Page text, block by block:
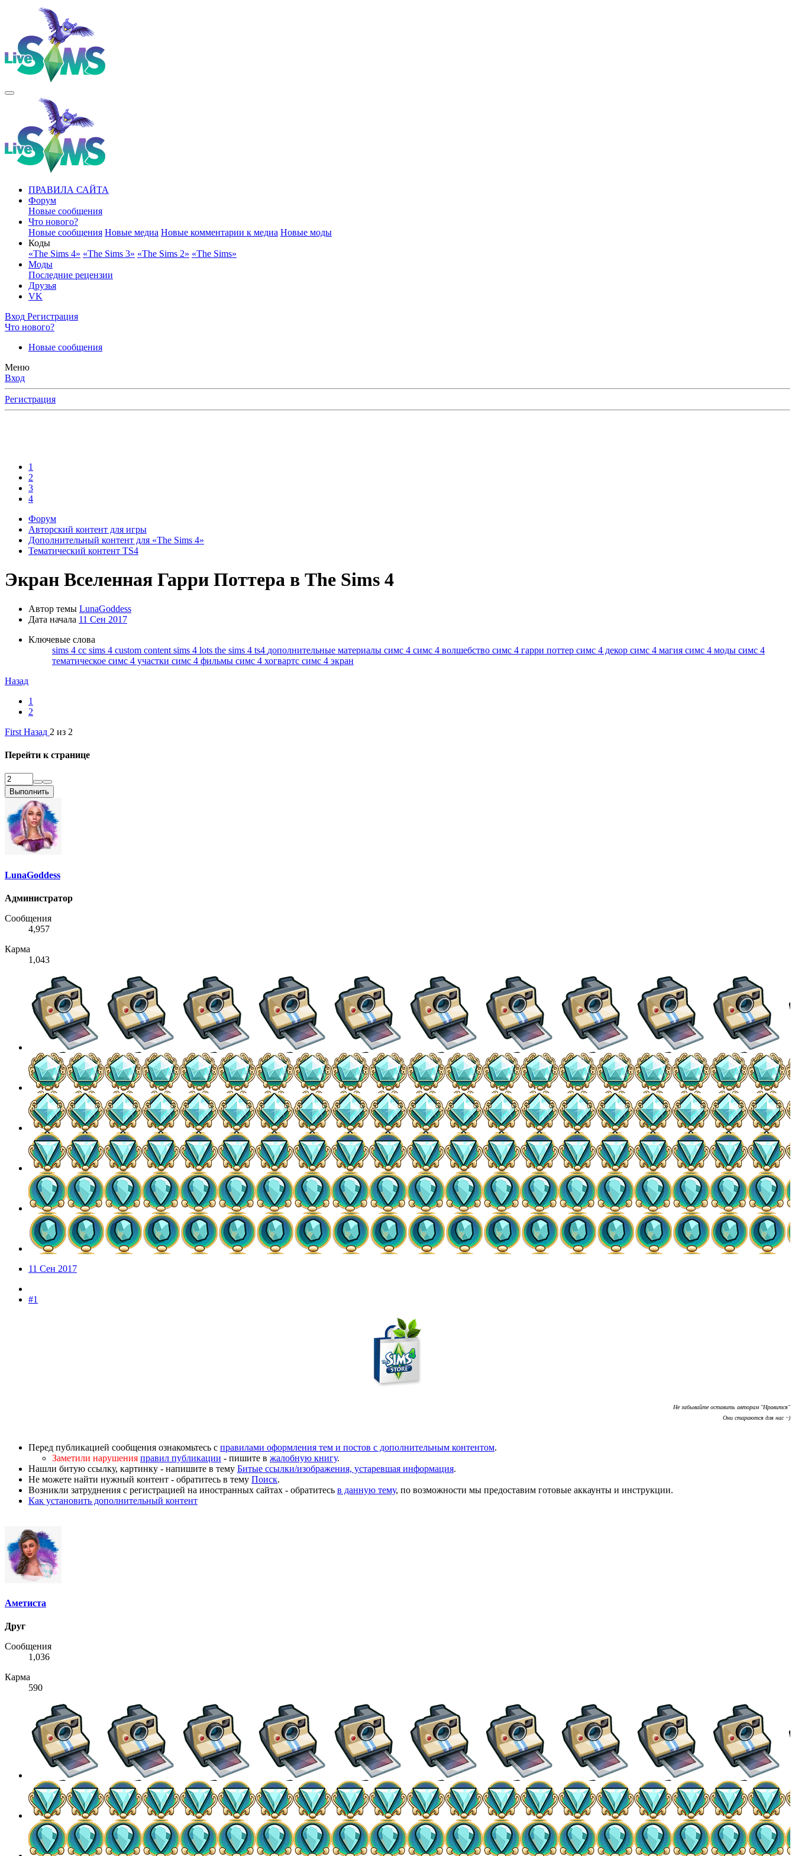
ПРАВИЛА САЙТА
Форум
Новые сообщения
Что нового?
Новые сообщения Новые медиа Новые комментарии к медиа Новые моды
Коды
«The Sims 4» «The Sims 3» «The Sims 2» «The Sims»
Моды
Последние рецензии
Друзья
VK
Вход Регистрация
Что нового?
Новые сообщения
Меню
Вход
Регистрация
1
2
3
4
Форум
Авторский контент для игры
Дополнительный контент для «The Sims 4»
Тематический контент TS4
Экран Вселенная Гарри Поттера в The Sims 4
Автор темы LunaGoddess
Дата начала 11 Сен 2017
Ключевые слова
sims 4 cc sims 4 custom content sims 4 lots the sims 4 ts4 дополнительные материалы симс 4 симс 4 волшебство симс 4 гарри поттер симс 4 декор симс 4 магия симс 4 моды симс 4
тематическое симс 4 участки симс 4 фильмы симс 4 хогвартс симс 4 экран
Назад
1
2
First Назад 2 из 2
Перейти к странице
Выполнить
LunaGoddess
Администратор
Сообщения
4,957
Карма
1,043
11 Сен 2017
#1
Не забывайте оставить авторам "Нравится"
Они стараются для нас ~)
Перед публикацией сообщения ознакомьтесь с правилами оформления тем и постов с дополнительным контентом.
Заметили нарушения правил публикации - пишите в жалобную книгу.
Нашли битую ссылку, картинку - напишите в тему Битые ссылки/изображения, устаревшая информация.
Не можете найти нужный контент - обратитесь в тему Поиск.
Возникли затруднения с регистрацией на иностранных сайтах - обратитесь в данную тему, по возможности мы предоставим готовые аккаунты и инструкции.
Как установить дополнительный контент
Аметиста
Друг
Сообщения
1,036
Карма
590